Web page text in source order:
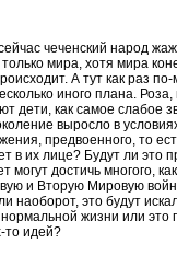
чеченский народ
мира, хотя мира
А тут как раз
иного плана. Роза,
дети, как самое слабое
выросло в
предвоенного, то
в их лице? Будут ли это
достичь многого,
и Вторую Мировую
наоборот, это будут
жизни или это
то идей?